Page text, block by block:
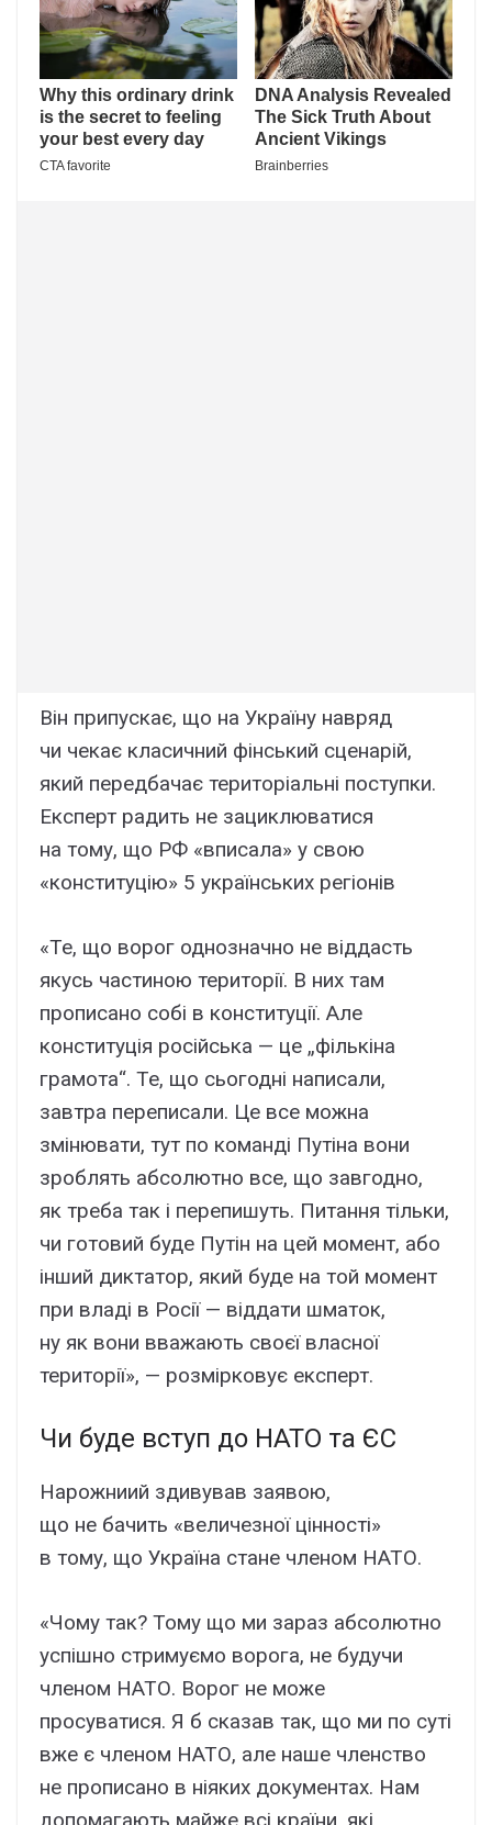
Він припускає, що на Україну навряд
чи чекає класичний фінський сценарій,
який передбачає територіальні поступки.
Експерт радить не зациклюватися
на тому, що РФ «вписала» у свою
«конституцію» 5 українських регіонів
«Те, що ворог однозначно не віддасть
якусь частиною території. В них там
прописано собі в конституції. Але
конституція російська — це „фількіна
грамота“. Те, що сьогодні написали,
завтра переписали. Це все можна
змінювати, тут по команді Путіна вони
зроблять абсолютно все, що завгодно,
як треба так і перепишуть. Питання тільки,
чи готовий буде Путін на цей момент, або
інший диктатор, який буде на той момент
при владі в Росії — віддати шматок,
ну як вони вважають своєї власної
території», — розмірковує експерт.
Чи буде вступ до НАТО та ЄС
Нарожниий здивував заявою,
що не бачить «величезної цінності»
в тому, що Україна стане членом НАТО.
«Чому так? Тому що ми зараз абсолютно
успішно стримуємо ворога, не будучи
членом НАТО. Ворог не може
просуватися. Я б сказав так, що ми по суті
вже є членом НАТО, але наше членство
не прописано в ніяких документах. Нам
допомагають майже всі країни, які